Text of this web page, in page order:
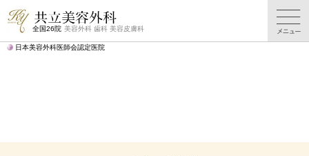
全国26院 美容外科 歯科 美容皮膚科
日本美容外科医師会認定医院
AGA治療・予防
TOP
AGA
治療一覧